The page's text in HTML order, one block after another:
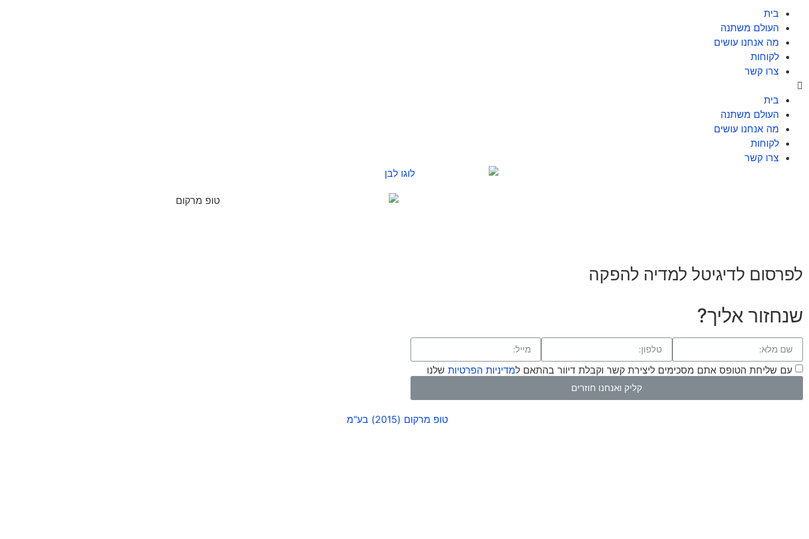
בית
העולם משתנה
מה אנחנו עושים
לקוחות
צרו קשר
בית
העולם משתנה
מה אנחנו עושים
לקוחות
צרו קשר
לפרסום לדיגיטל למדיה להפקה
שנחזור אליך?
עם שליחת הטופס אתם מסכימים ליצירת קשר וקבלת דיוור בהתאם למדיניות הפרטיות שלנו
קליק ואנחנו חוזרים
טופ מרקום (2015) בע"מ